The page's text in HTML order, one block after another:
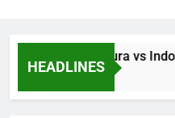
HEADLINES
Streaming Singapura vs
13 Hours Ago